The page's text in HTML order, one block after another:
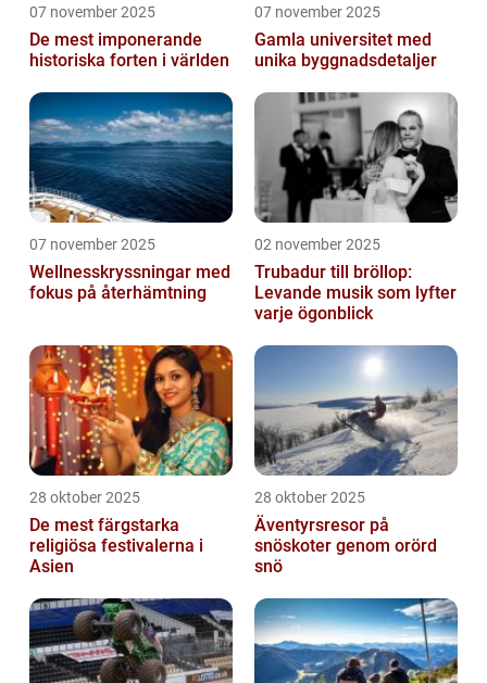
07 november 2025
De mest imponerande
historiska forten i världen
07 november 2025
Gamla universitet med
unika byggnadsdetaljer
07 november 2025
Wellnesskryssningar med
fokus på återhämtning
02 november 2025
Trubadur till bröllop:
Levande musik som lyfter
varje ögonblick
28 oktober 2025
De mest färgstarka
religiösa festivalerna i
Asien
28 oktober 2025
Äventyrsresor på
snöskoter genom orörd
snö